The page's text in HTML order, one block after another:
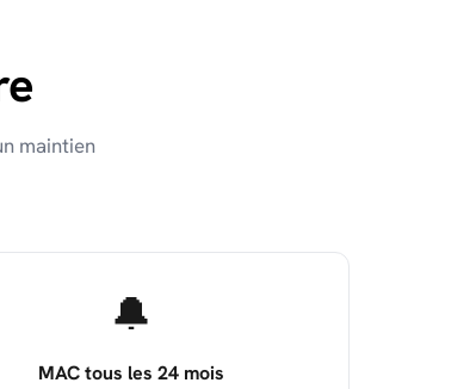
maintien
🔔
MAC tous les 24 mois